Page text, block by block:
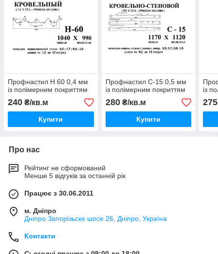
Профнастил Н 60 0,4 мм
із полімерним покриттям
240 ₴/кв.м
Купити
Профнастил C-15 0,5 мм
із полімерним покриттям
280₴/кв.м
Купити
із
275
Про нас
Рейтинг не сформований
Менше 5 відгуків за останній рік
Працює з 30.06.2011
м. Дніпро
Дніпро Запорізьске шосе 26, Дніпро, Україна
Контакти